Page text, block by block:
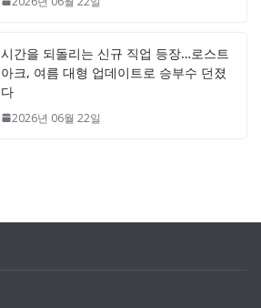
시간을 되돌리는 신규 직업 등장…로스트
아크, 여름 대형 업데이트로 승부수 던졌
다
2026년 06월 22일